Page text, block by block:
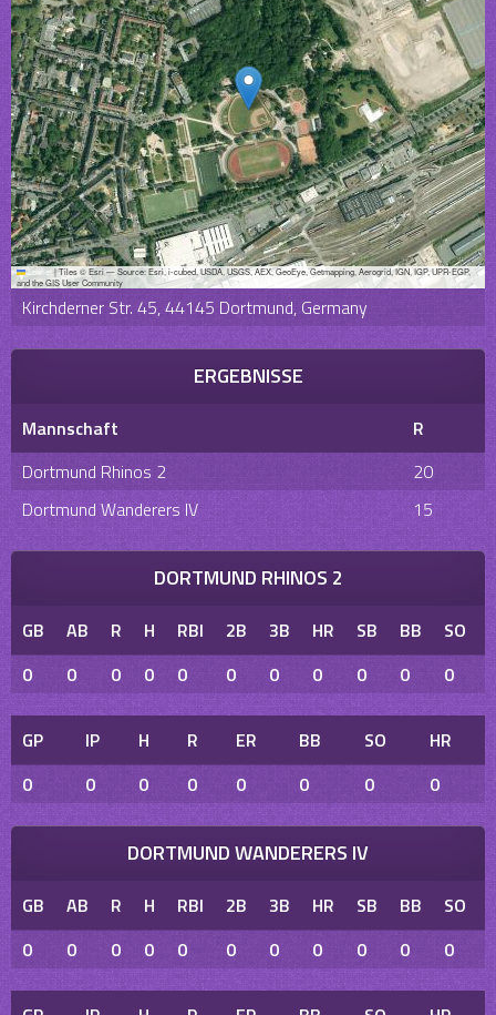
Leaflet |Tiles © Esri — Source: Esri, i-cubed, USDA, USGS, AEX, GeoEye, Getmapping, Aerogrid, IGN, IGP, UPR-EGP,
and the GIS User Community
Kirchderner Str. 45, 44145 Dortmund, Germany
ERGEBNISSE
Mannschaft
R
Dortmund Rhinos 2
20
Dortmund Wanderers IV
15
DORTMUND RHINOS 2
GB AB R H RBI 2B 3B HR SB BB SO
0
0 0 0 0 0 0 0 0 0 0
GP IP H R ER BB SO
HR
0
0 0 0 0 0 0 0
DORTMUND WANDERERS IV
GB AB R H RBI 2B 3B HR SB BB SO
0
0 0 0 0 0 0 0 0 0 0